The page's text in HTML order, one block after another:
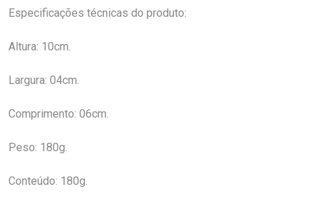
Especificações técnicas do produto:
Altura: 10cm.
Largura: 04cm.
Comprimento: 06cm.
Peso: 180g.
Conteúdo: 180g.